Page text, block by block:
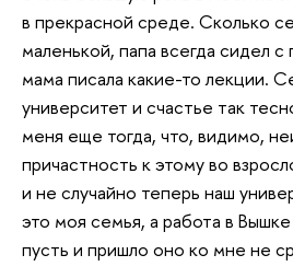
в прекрасной среде. Сколько
маленькой, папа всегда сидел с
мама писала какие-то лекции.
университет и счастье так
меня еще тогда, что, видимо,
причастность к этому во
и не случайно теперь наш
это моя семья, а работа в
пусть и пришло оно ко мне не